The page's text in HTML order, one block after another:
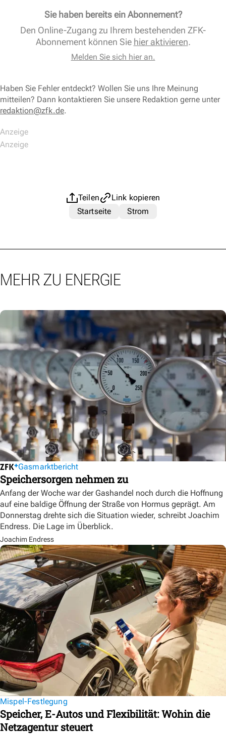
Sie haben bereits ein Abonnement?
Den Online-Zugang zu Ihrem bestehenden ZFK-
Abonnement können Sie hier aktivieren.
Melden Sie sich hier an.
Haben Sie Fehler entdeckt? Wollen Sie uns Ihre Meinung
mitteilen? Dann kontaktieren Sie unsere Redaktion gerne unter
redaktion@zfk.de.
Teilen
Link kopieren
Startseite
Strom
MEHR ZU ENERGIE
Gasmarktbericht
Speichersorgen nehmen zu
Anfang der Woche war der Gashandel noch durch die Hoffnung
auf eine baldige Öffnung der Straße von Hormus geprägt. Am
Donnerstag drehte sich die Situation wieder, schreibt Joachim
Endress. Die Lage im Überblick.
Joachim Endress
Mispel-Festlegung
Speicher, E-Autos und Flexibilität: Wohin die
Netzagentur steuert